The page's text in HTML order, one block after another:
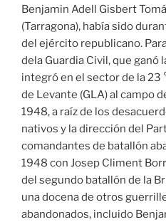
Benjamin Adell Gisbert
(Tarragona), había sido
del ejército republicano.
dela Guardia Civil, que ganó
integró en el sector de la 23
de Levante (GLA) al campo
1948, a raíz de los
nativos y la dirección del
comandantes de batallón
1948 con Josep Climent
del segundo batallón de la
una docena de otros
abandonados, incluido